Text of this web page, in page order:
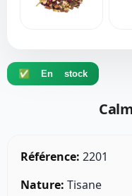
✅ En stock
Référence: 2201
Nature: Tisane